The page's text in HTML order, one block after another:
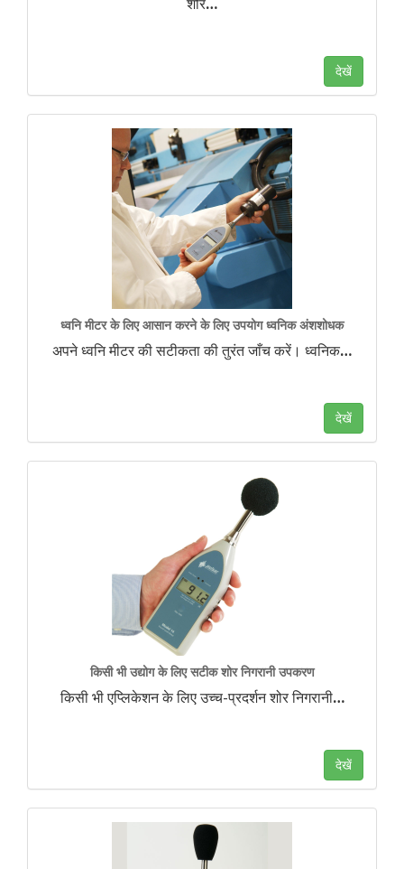
देखें
ध्वनि मीटर के लिए आसान करने के लिए उपयोग ध्वनिक अंशशोधक
अपने ध्वनि मीटर की सटीकता की तुरंत जाँच करें। ध्वनिक…
देखें
किसी भी उद्योग के लिए सटीक शोर निगरानी उपकरण
किसी भी एप्लिकेशन के लिए उच्च-प्रदर्शन शोर निगरानी…
देखें